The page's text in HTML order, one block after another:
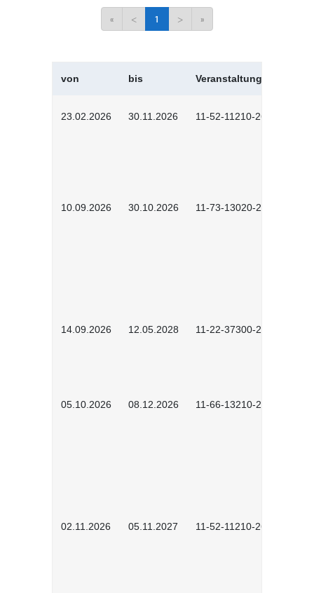
« < 1 > »
von bis Veranstaltungskürzel
23.02.2026 30.11.2026 11-52-11210-2602
10.09.2026 30.10.2026 11-73-13020-2601
14.09.2026 12.05.2028 11-22-37300-2604
05.10.2026 08.12.2026 11-66-13210-2602
02.11.2026 05.11.2027 11-52-11210-2604